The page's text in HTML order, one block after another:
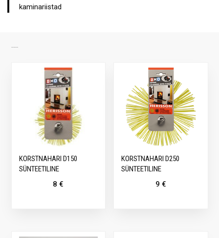
kaminariistad
KORSTNAHARI D150
SÜNTEETILINE
8€
KORSTNAHARI D250
SÜNTEETILINE
9 €